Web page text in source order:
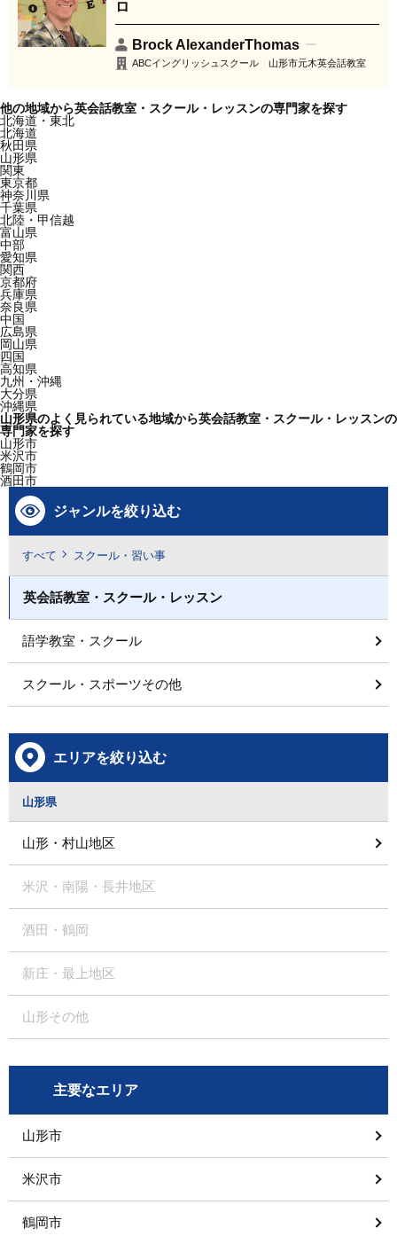
ロ
Brock AlexanderThomas
ABCイングリッシュスクール 山形市元木英会話教室
他の地域から英会話教室・スクール・レッスンの専門家を探す
北海道・東北
北海道
秋田県
山形県
関東
東京都
神奈川県
千葉県
北陸・甲信越
富山県
中部
愛知県
関西
京都府
兵庫県
奈良県
中国
広島県
岡山県
四国
高知県
九州・沖縄
大分県
沖縄県
山形県のよく見られている地域から英会話教室・スクール・レッスンの
専門家を探す
山形市
米沢市
鶴岡市
酒田市
ジャンルを絞り込む
すべて スクール・習い事
英会話教室・スクール・レッスン
語学教室・スクール
スクール・スポーツその他
エリアを絞り込む
山形県
山形・村山地区
米沢・南陽・長井地区
酒田・鶴岡
新庄・最上地区
山形その他
主要なエリア
山形市
米沢市
鶴岡市